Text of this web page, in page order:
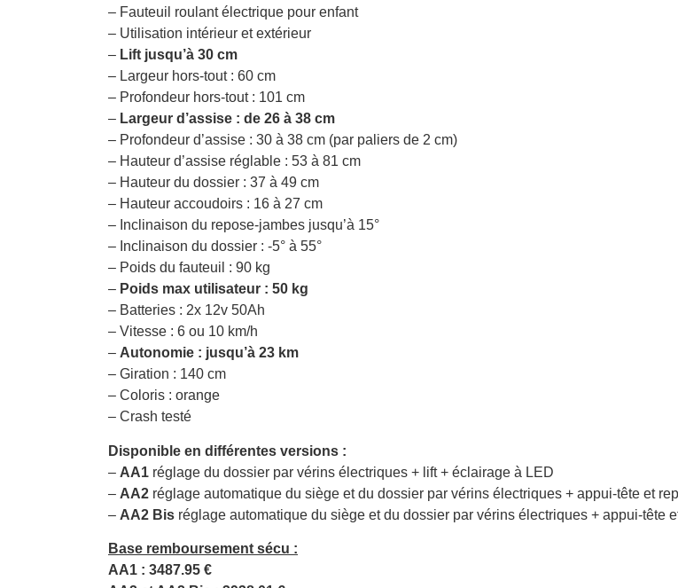
– Fauteuil roulant électrique pour enfant
– Utilisation intérieur et extérieur
– Lift jusqu’à 30 cm
– Largeur hors-tout : 60 cm
– Profondeur hors-tout : 101 cm
– Largeur d’assise : de 26 à 38 cm
– Profondeur d’assise : 30 à 38 cm (par paliers de 2 cm)
– Hauteur d’assise réglable : 53 à 81 cm
– Hauteur du dossier : 37 à 49 cm
– Hauteur accoudoirs : 16 à 27 cm
– Inclinaison du repose-jambes jusqu’à 15°
– Inclinaison du dossier : -5° à 55°
– Poids du fauteuil : 90 kg
– Poids max utilisateur : 50 kg
– Batteries : 2x 12v 50Ah
– Vitesse : 6 ou 10 km/h
– Autonomie : jusqu’à 23 km
– Giration : 140 cm
– Coloris : orange
– Crash testé
Disponible en différentes versions :
– AA1 réglage du dossier par vérins électriques + lift + éclairage à LED
– AA2 réglage automatique du siège et du dossier par vérins électriques + appui-tête et
– AA2 Bis réglage automatique du siège et du dossier par vérins électriques + appui-tête
Base remboursement sécu :
AA1 : 3487.95 €